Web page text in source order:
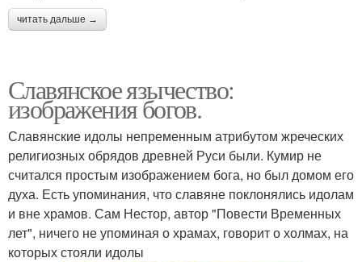
читать дальше →
Славянское язычество:
изображения богов.
Славянские идолы непременным атрибутом жреческих
религиозных обрядов древней Руси были. Кумир не
считался простым изображением бога, но был домом его
духа. Есть упоминания, что славяне поклонялись идолам
и вне храмов. Сам Нестор, автор "Повести Временных
лет", ничего не упоминая о храмах, говорит о холмах, на
которых стояли идолы